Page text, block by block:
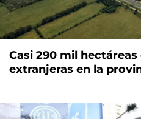
Casi 290 mil
extranjeras en la